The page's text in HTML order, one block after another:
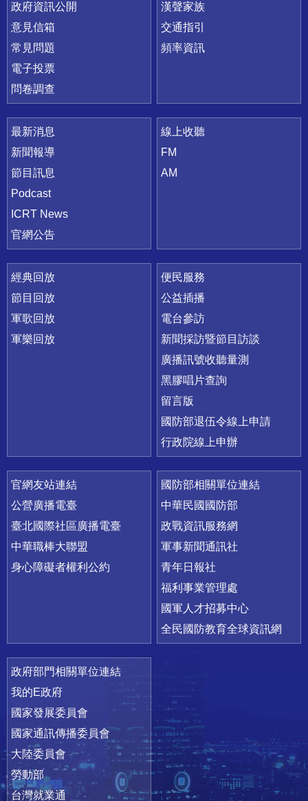
政府資訊公開
意見信箱
常見問題
電子投票
問卷調查
漢聲家族
交通指引
頻率資訊
最新消息
新聞報導
節目訊息
Podcast
ICRT News
官網公告
線上收聽
FM
AM
經典回放
節目回放
軍歌回放
軍樂回放
便民服務
公益插播
電台參訪
新聞採訪暨節目訪談
廣播訊號收聽量測
黑膠唱片查詢
留言版
國防部退伍令線上申請
行政院線上申辦
官網友站連結
公營廣播電臺
臺北國際社區廣播電臺
中華職棒大聯盟
身心障礙者權利公約
國防部相關單位連結
中華民國國防部
政戰資訊服務網
軍事新聞通訊社
青年日報社
福利事業管理處
國軍人才招募中心
全民國防教育全球資訊網
政府部門相關單位連結
我的E政府
國家發展委員會
國家通訊傳播委員會
大陸委員會
勞動部
台灣就業通